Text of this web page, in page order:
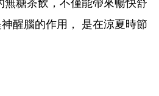
無糖茶飲，不僅能帶來暢快舒
醒腦的作用， 是在涼夏時節